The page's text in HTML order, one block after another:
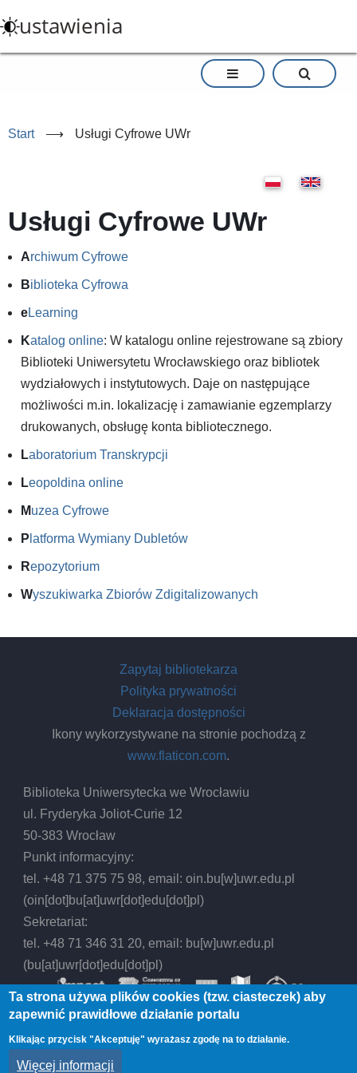
do
treści
ustawienia
Start ⟶ Usługi Cyfrowe UWr
Usługi Cyfrowe UWr
Archiwum Cyfrowe
Biblioteka Cyfrowa
eLearning
Katalog online: W katalogu online rejestrowane są zbiory
Biblioteki Uniwersytetu Wrocławskiego oraz bibliotek
wydziałowych i instytutowych. Daje on następujące
możliwości m.in. lokalizację i zamawianie egzemplarzy
drukowanych, obsługę konta bibliotecznego.
Laboratorium Transkrypcji
Leopoldina online
Muzea Cyfrowe
P latforma Wymiany Dubletów
Repozytorium
Wyszukiwarka Zbiorów Zdigitalizowanych
Zapytaj bibliotekarza
Polityka prywatności
Deklaracja dostępności
Ikony wykorzystywane na stronie pochodzą z
www.flaticon.com.
Biblioteka Uniwersytecka we Wrocławiu
ul. Fryderyka Joliot-Curie 12
50-383 Wrocław
Punkt informacyjny:
tel. +48 71 375 75 98, email:oin.bu[w]uwr.edu.pl
(oin[dot]bu[at]uwr[dot]edu[dot]pl)
Sekretariat:
tel. +48 71 346 31 20, email: bu[w]uwr.edu.pl
(bu[at]uwr[dot]edu[dot]pl)
© 2026 Biblioteka Uniwersytecka we Wrocławiu,
Ta strona używa plików cookies (tzw. ciasteczek) aby
zapewnić prawidłowe działanie portalu
Klikając przycisk "Akceptuję" wyrażasz zgodę na to działanie.
Więcej informacji